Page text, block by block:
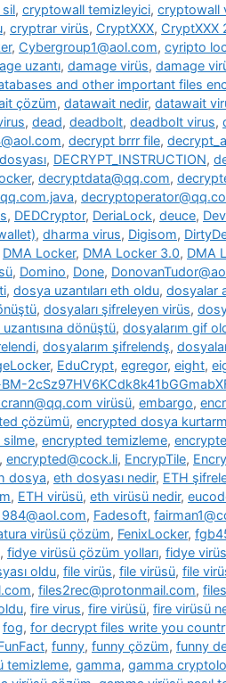
, cryptowall temizleyici, cryptowall
, cryptrar virüs, CryptXXX, CryptXXX
, Cybergroup1@aol.com, cyripto
uzantı, damage virüs, damage
and other important files
çözüm, datawait nedir, datawait
, dead, deadbolt, deadbolt virus,
, decrypt brrr file,
, DECRYPT_INSTRUCTION,
, decryptdata@qq.com,
,
, DEDCryptor, DeriaLock, deuce,
, dharma virus, Digisom,
DMA Locker, DMA Locker 3.0, DMA
, Domino, Done,
, dosya uzantıları eth oldu, dosyalar
, dosyaları şifreleyen virüs,
dönüştü, dosyalarım gif
, dosyalarım şifrelendş,
, EduCrypt, egregor, eight,
virüsü, embargo,
çözümü, encrypted dosya
silme, encrypted temizleme,
, encrypted@cock.li, EncrypTile,
dosya, eth dosyası nedir, ETH
, ETH virüsü, eth virüsü nedir,
, Fadesoft,
virüsü çözüm, FenixLocker,
, fidye virüsü çözüm yolları, fidye
oldu, file virüs, file virüsü, file
, files2rec@protonmail.com,
, fire virus, fire virüsü, fire virüsü
fog, for decrypt files write you
, funny, funny çözüm, funny
temizleme, gamma, gamma